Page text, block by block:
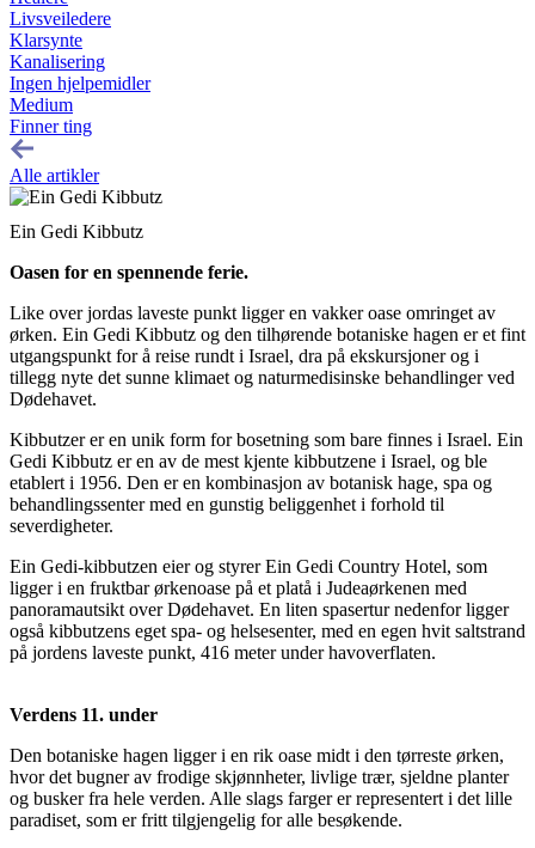
Livsveiledere
Klarsynte
Kanalisering
Ingen hjelpemidler
Medium
Finner ting
Alle artikler
Ein Gedi Kibbutz
Oasen for en spennende ferie.
Like over jordas laveste punkt ligger en vakker oase omringet av
ørken. Ein Gedi Kibbutz og den tilhørende botaniske hagen er et fint
utgangspunkt for å reise rundt i Israel, dra på ekskursjoner og i
tillegg nyte det sunne klimaet og naturmedisinske behandlinger ved
Dødehavet.
Kibbutzer er en unik form for bosetning som bare finnes i Israel. Ein
Gedi Kibbutz er en av de mest kjente kibbutzene i Israel, og ble
etablert i 1956. Den er en kombinasjon av botanisk hage, spa og
behandlingssenter med en gunstig beliggenhet i forhold til
severdigheter.
Ein Gedi-kibbutzen eier og styrer Ein Gedi Country Hotel, som
ligger i en fruktbar ørkenoase på et platå i Judeaørkenen med
panoramautsikt over Dødehavet. En liten spasertur nedenfor ligger
også kibbutzens eget spa- og helsesenter, med en egen hvit saltstrand
på jordens laveste punkt, 416 meter under havoverflaten.
Verdens 11. under
Den botaniske hagen ligger i en rik oase midt i den tørreste ørken,
hvor det bugner av frodige skjønnheter, livlige trær, sjeldne planter
og busker fra hele verden. Alle slags farger er representert i det lille
paradiset, som er fritt tilgjengelig for alle besøkende.